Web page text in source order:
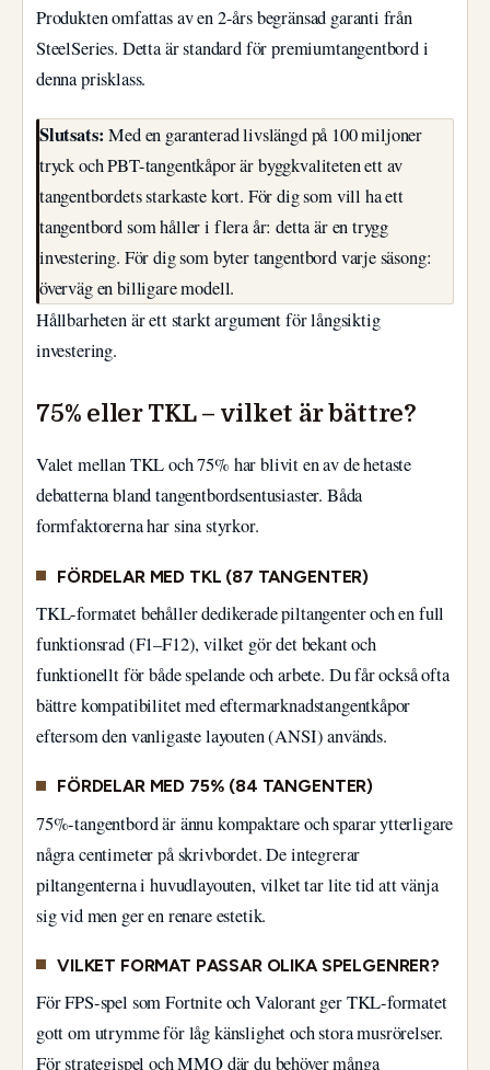
Produkten omfattas av en 2-års begränsad garanti från
SteelSeries. Detta är standard för premiumtangentbord i
denna prisklass.
Slutsats: Med en garanterad livslängd på 100 miljoner
tryck och PBT-tangentkåpor är byggkvaliteten ett av
tangentbordets starkaste kort. För dig som vill ha ett
tangentbord som håller i flera år: detta är en trygg
investering. För dig som byter tangentbord varje säsong:
överväg en billigare modell.
Hållbarheten är ett starkt argument för långsiktig
investering.
75% eller TKL – vilket är bättre?
Valet mellan TKL och 75% har blivit en av de hetaste
debatterna bland tangentbordsentusiaster. Båda
formfaktorerna har sina styrkor.
FÖRDELAR MED TKL (87 TANGENTER)
TKL-formatet behåller dedikerade piltangenter och en full
funktionsrad (F1–F12), vilket gör det bekant och
funktionellt för både spelande och arbete. Du får också ofta
bättre kompatibilitet med eftermarknadstangentkåpor
eftersom den vanligaste layouten (ANSI) används.
FÖRDELAR MED 75% (84 TANGENTER)
75%-tangentbord är ännu kompaktare och sparar ytterligare
några centimeter på skrivbordet. De integrerar
piltangenterna i huvudlayouten, vilket tar lite tid att vänja
sig vid men ger en renare estetik.
VILKET FORMAT PASSAR OLIKA SPELGENRER?
För FPS-spel som Fortnite och Valorant ger TKL-formatet
gott om utrymme för låg känslighet och stora musrörelser.
För strategispel och MMO där du behöver många